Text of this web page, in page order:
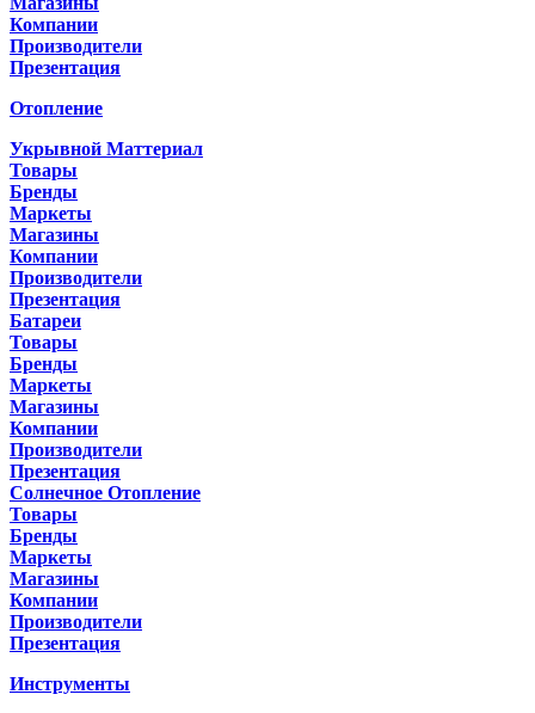
Компании
Производители
Презентация
Отопление
Укрывной Маттериал
Товары
Бренды
Маркеты
Магазины
Компании
Производители
Презентация
Батареи
Товары
Бренды
Маркеты
Магазины
Компании
Производители
Презентация
Солнечное Отопление
Товары
Бренды
Маркеты
Магазины
Компании
Производители
Презентация
Инструменты